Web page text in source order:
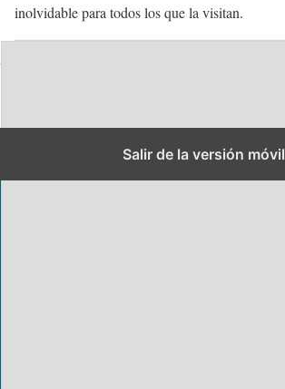
inolvidable para todos los que la visitan.
Salir de la versión móvil